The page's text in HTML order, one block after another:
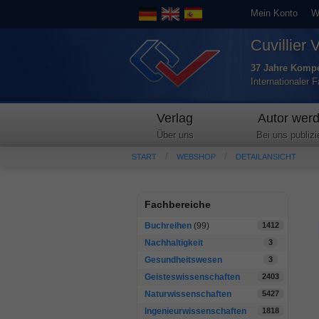
Mein Konto
Cuvillier
37 Jahre
Internationaler
Verlag
Über uns
Autor
Bei uns
START WEBSHOP DETAILANSICHT
Fachbereiche
Buchreihen (99) 1412
Nachhaltigkeit 3
Gesundheitswesen 3
Geisteswissenschaften 2403
Naturwissenschaften 5427
Ingenieurwissenschaften 1818